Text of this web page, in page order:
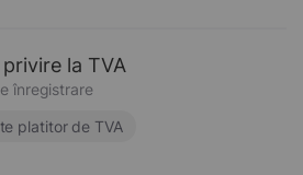
la TVA
înregistrare
platitor de TVA